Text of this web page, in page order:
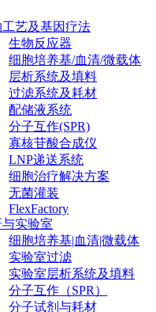
艺及基因疗法
生物反应器
细胞培养基/血清/微载体
层析系统及填料
过滤系统及耗材
配储液系统
分子互作(SPR)
寡核苷酸合成仪
LNP递送系统
细胞治疗解决方案
无菌灌装
FlexFactory
实验室
细胞培养基|血清|微载体
实验室过滤
实验室层析系统及填料
分子互作（SPR）
分子试剂与耗材